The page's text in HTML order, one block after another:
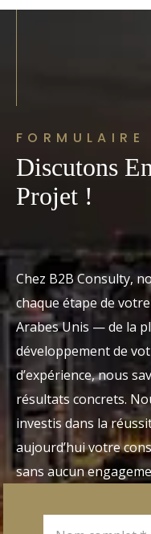
Discutons
Projet !
Chez B2B Consulty,
chaque étape de
Arabes Unis — de la
développement de
d’expérience, nous
résultats concrets.
investis dans la
aujourd’hui votre
sans aucun